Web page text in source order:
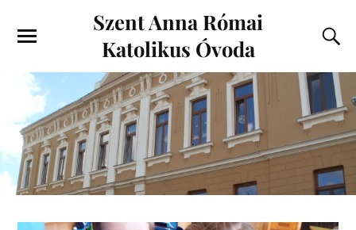
Szent Anna Római
Katolikus Óvoda